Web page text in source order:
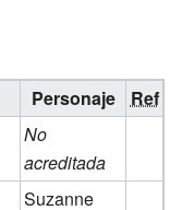
Personaje
Ref
No
acreditada
Suzanne